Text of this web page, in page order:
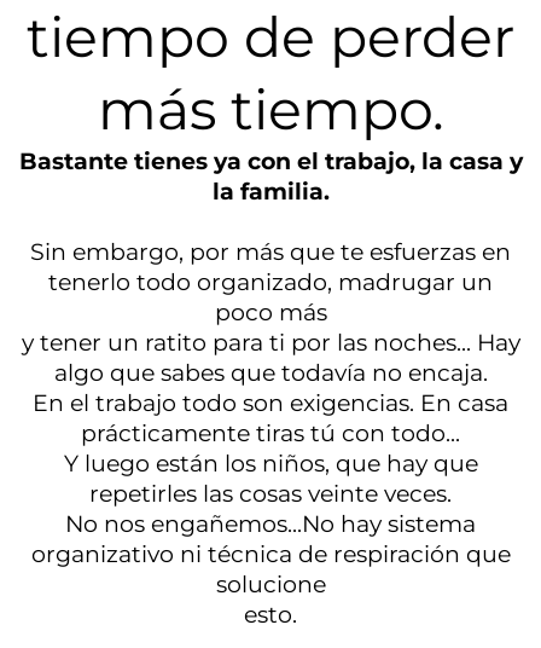
tiempo de perder
más tiempo.
Bastante tienes ya con el trabajo, la casa y
la familia.
Sin embargo, por más que te esfuerzas en
tenerlo todo organizado, madrugar un
poco más
y tener un ratito para ti por las noches... Hay
algo que sabes que todavía no encaja.
En el trabajo todo son exigencias. En casa
prácticamente tiras tú con todo...
Y luego están los niños, que hay que
repetirles las cosas veinte veces.
No nos engañemos...No hay sistema
organizativo ni técnica de respiración que
solucione
esto.